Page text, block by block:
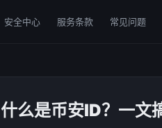
安全中心 服务条款 常见问题
什么是币安ID？一文